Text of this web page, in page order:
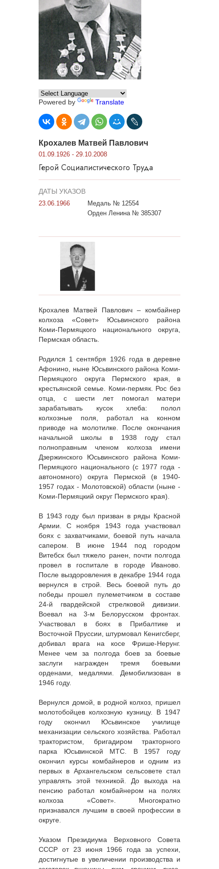
Powered by Translate
Крохалев Матвей Павлович
01.09.1926 - 29.10.2008
Герой Социалистического Труда
ДАТЫ УКАЗОВ
23.06.1966
Медаль № 12554
Орден Ленина № 385307
Крохалев Матвей Павлович – комбайнер
колхоза «Совет» Юсьвинского района
Коми-Пермяцкого национального округа,
Пермская область.
Родился 1 сентября 1926 года в деревне
Афонино, ныне Юсьвинского района Коми-
Пермяцкого округа Пермского края, в
крестьянской семье. Коми-пермяк. Рос без
отца, с шести лет помогал матери
зарабатывать кусок хлеба: полол
колхозные поля, работал на конном
приводе на молотилке. После окончания
начальной школы в 1938 году стал
полноправным членом колхоза имени
Дзержинского Юсьвинского района Коми-
Пермяцкого национального (с 1977 года -
автономного) округа Пермской (в 1940-
1957 годах - Молотовской) области (ныне -
Коми-Пермяцкий округ Пермского края).
В 1943 году был призван в ряды Красной
Армии. С ноября 1943 года участвовал
боях с захватчиками, боевой путь начала
сапером. В июне 1944 под городом
Витебск был тяжело ранен, почти полгода
провел в госпитале в городе Иваново.
После выздоровления в декабре 1944 года
вернулся в строй. Весь боевой путь до
победы прошел пулеметчиком в составе
24-й гвардейской стрелковой дивизии.
Воевал на 3-м Белорусском фронтах.
Участвовал в боях в Прибалтике и
Восточной Пруссии, штурмовал Кенигсберг,
добивал врага на косе Фрише-Нерунг.
Менее чем за полгода боев за боевые
заслуги награжден тремя боевыми
орденами, медалями. Демобилизован в
1946 году.
Вернулся домой, в родной колхоз, пришел
молотобойцев колхозную кузницу. В 1947
году окончил Юсьвинское училище
механизации сельского хозяйства. Работал
трактористом, бригадиром тракторного
парка Юсьвинской МТС. В 1957 году
окончил курсы комбайнеров и одним из
первых в Архангельском сельсовете стал
управлять этой техникой. До выхода на
пенсию работал комбайнером на полях
колхоза «Совет». Многократно
признавался лучшим в своей профессии в
округе.
Указом Президиума Верховного Совета
СССР от 23 июня 1966 года за успехи,
достигнутые в увеличении производства и